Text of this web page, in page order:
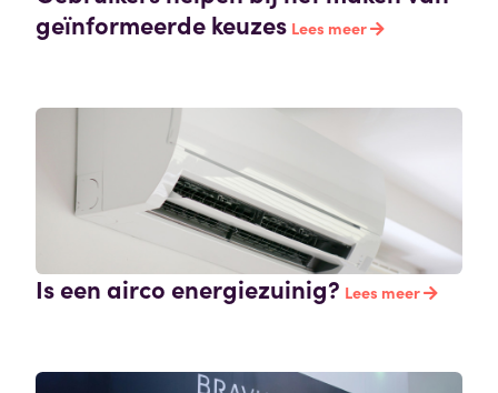
geïnformeerde keuzes Lees meer
Is een airco energiezuinig? Lees meer